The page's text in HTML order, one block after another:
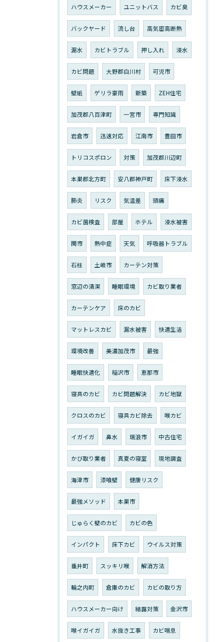
ハウスメーカー ユニットバス カビ臭
バックヤード 流し台 高気密高断熱
漏水 カビトラブル 押し入れ 浸水
カビ問題 大野郡白川村 可児市
壁紙 ゲリラ豪雨 新築 ZEH住宅
加茂郡八百津町 一宮市 専門知識
岩倉市 迅速対応 江南市 豊田市
トリコスポロン 対策 加茂郡川辺町
本巣郡北方町 安八郡神戸町 床下浸水
肺炎 リスク 気温差 頭痛
カビ菌検査 部屋 ホテル 浸水被害
関市 熱中症 天気 呼吸器トラブル
石柱 土岐市 カーテン対策
窓辺の清潔 睡眠環境 カビ取り業者
カーテンケア 床のカビ
マットレスカビ 漏水被害 快適生活
環境改善 美濃加茂市 最強
睡眠快適化 稲沢市 恵那市
寝具のカビ カビ問題解決 カビ地獄
クロスのカビ 寝具カビ除去 喉カビ
イガイガ 鼻水 瑞浪市 中古住宅
かび取り業者 真夏の寝室 現地調査
海津市 漆喰壁 健康リスク
最強メソッド 本巣市
じゅらく壁のカビ カビの色
インパクト 床下カビ ウイルス対策
垂井町 スッキリ喉 解消方法
輪之内町 倉庫のカビ カビの取り方
ハウスメーカー向け 結露対策 金沢市
喉イガイガ 水抜き工事 カビ喘息